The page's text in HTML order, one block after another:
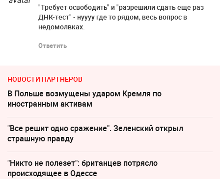
"Требует освободить" и "разрешили сдать еще раз
ДНК-тест" - нуууу где то рядом, весь вопрос в
недомолвках.
Ответить
НОВОСТИ ПАРТНЕРОВ
В Польше возмущены ударом Кремля по
иностранным активам
"Все решит одно сражение". Зеленский открыл
страшную правду
"Никто не полезет": британцев потрясло
происходящее в Одессе